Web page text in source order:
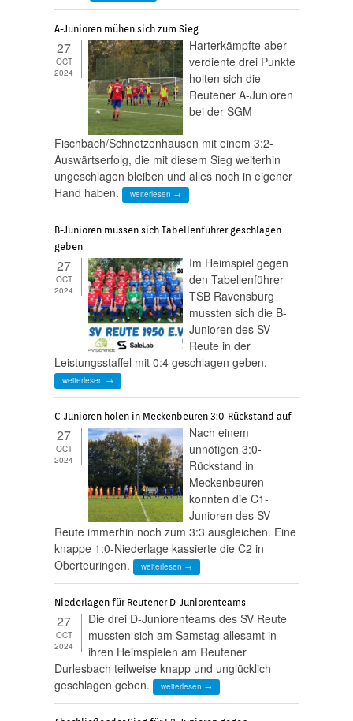
A-Junioren mühen sich zum Sieg
27
OCT
2024
Harterkämpfte aber
verdiente drei Punkte
holten sich die
Reutener A-Junioren
bei der SGM
Fischbach/Schnetzenhausen mit einem 3:2-
Auswärtserfolg, die mit diesem Sieg weiterhin
ungeschlagen bleiben und alles noch in eigener
Hand haben.
weiterlesen →
B-Junioren müssen sich Tabellenführer geschlagen
geben
27
OCT
2024
Im Heimspiel gegen
den Tabellenführer
TSB Ravensburg
mussten sich die B-
Junioren des SV
Reute in der
Leistungsstaffel mit 0:4 geschlagen geben.
weiterlesen →
C-Junioren holen in Meckenbeuren 3:0-Rückstand auf
27
OCT
2024
Nach einem
unnötigen 3:0-
Rückstand in
Meckenbeuren
konnten die C1-
Junioren des SV
Reute immerhin noch zum 3:3 ausgleichen. Eine
knappe 1:0-Niederlage kassierte die C2 in
Oberteuringen.
weiterlesen →
Niederlagen für Reutener D-Juniorenteams
27
OCT
2024
Die drei D-Juniorenteams des SV Reute
mussten sich am Samstag allesamt in
ihren Heimspielen am Reutener
Durlesbach teilweise knapp und unglücklich
geschlagen geben.
weiterlesen →